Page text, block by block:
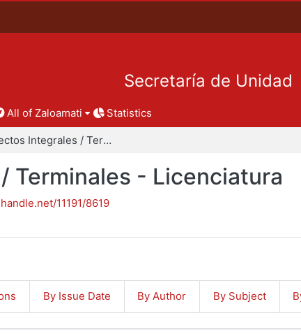
Secretaría de Unidad
All of Zaloamati Statistics
Proyectos Integrales / Terminales - Licenciatura
Terminales - Licenciatura
11191/8619
By Issue Date By Author By Subject